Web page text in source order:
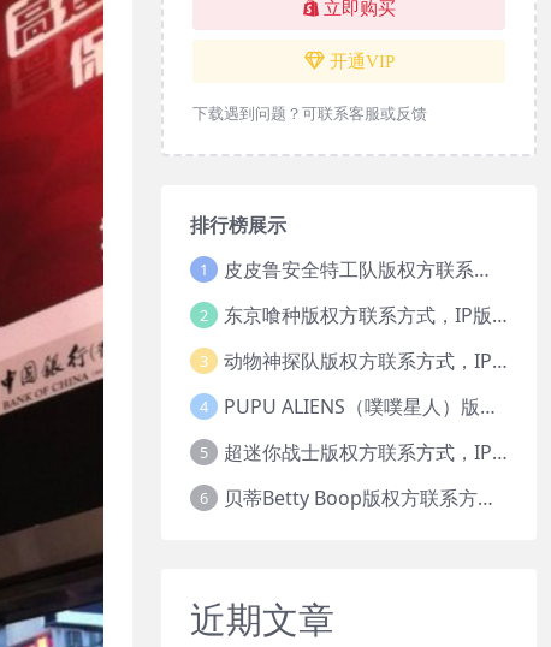
立即购买
开通VIP
下载遇到问题？可联系客服或反馈
排行榜展示
1 皮皮鲁安全特工队版权方联系方式，IP版权授权
2 东京喰种版权方联系方式，IP版权授权
3 动物神探队版权方联系方式，IP版权授权
4 PUPU ALIENS（噗噗星人）版权方联系方式，IP版权授权
5 超迷你战士版权方联系方式，IP版权授权
6 贝蒂Betty Boop版权方联系方式，IP版权授权
近期文章